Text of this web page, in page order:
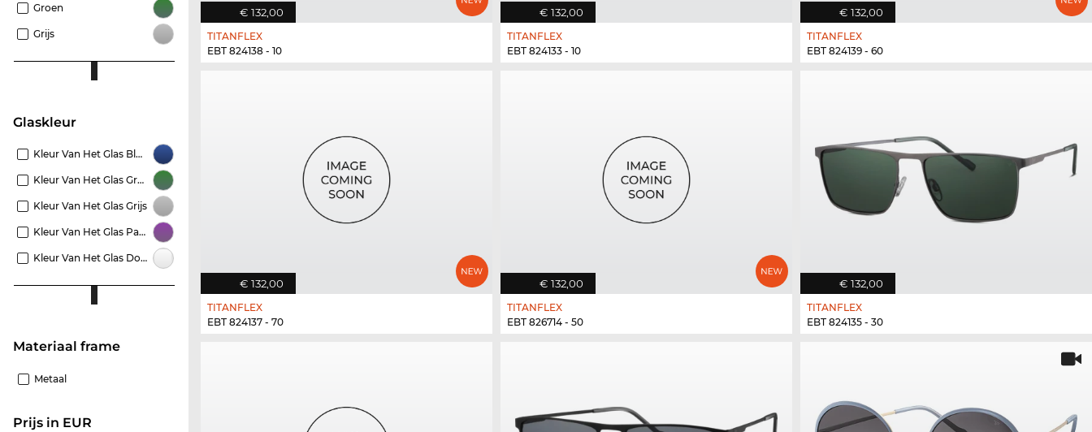
Groen
Grijs
Glaskleur
Kleur Van Het Glas Blauw
Kleur Van Het Glas Groen
Kleur Van Het Glas Grijs
Kleur Van Het Glas Paars
Kleur Van Het Glas Doorzichtig
Materiaal frame
Metaal
Prijs in EUR
€ 132,00
TITANFLEX
EBT 824138 - 10
€ 132,00
TITANFLEX
EBT 824133 - 10
€ 132,00
TITANFLEX
EBT 824139 - 60
€ 132,00
TITANFLEX
EBT 824137 - 70
€ 132,00
TITANFLEX
EBT 826714 - 50
€ 132,00
TITANFLEX
EBT 824135 - 30